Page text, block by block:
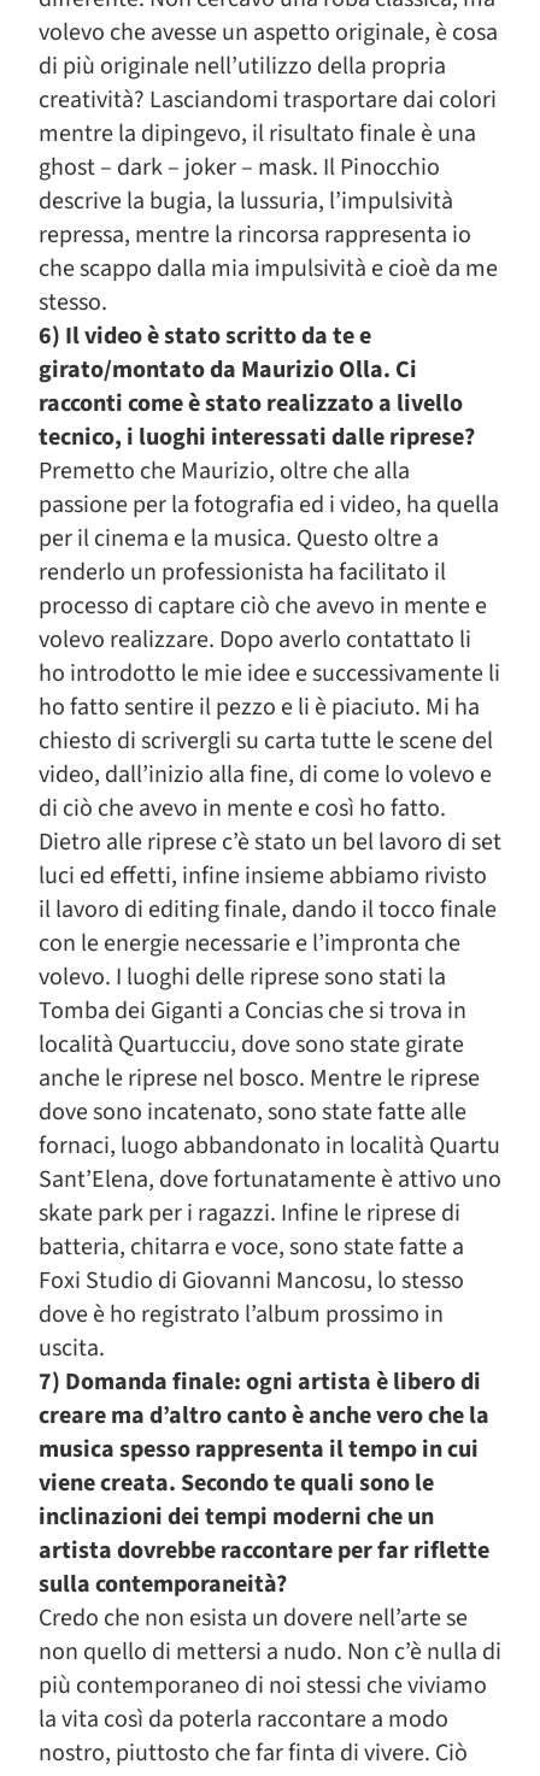
volevo che avesse un aspetto originale, è cosa
di più originale nell’utilizzo della propria
creatività? Lasciandomi trasportare dai colori
mentre la dipingevo, il risultato finale è una
ghost – dark – joker – mask. Il Pinocchio
descrive la bugia, la lussuria, l’impulsività
repressa, mentre la rincorsa rappresenta io
che scappo dalla mia impulsività e cioè da me
stesso.
6) Il video è stato scritto da te e
girato/montato da Maurizio Olla. Ci
racconti come è stato realizzato a livello
tecnico, i luoghi interessati dalle riprese?
Premetto che Maurizio, oltre che alla
passione per la fotografia ed i video, ha quella
per il cinema e la musica. Questo oltre a
renderlo un professionista ha facilitato il
processo di captare ciò che avevo in mente e
volevo realizzare. Dopo averlo contattato li
ho introdotto le mie idee e successivamente li
ho fatto sentire il pezzo e li è piaciuto. Mi ha
chiesto di scrivergli su carta tutte le scene del
video, dall’inizio alla fine, di come lo volevo e
di ciò che avevo in mente e così ho fatto.
Dietro alle riprese c’è stato un bel lavoro di set
luci ed effetti, infine insieme abbiamo rivisto
il lavoro di editing finale, dando il tocco finale
con le energie necessarie e l’impronta che
volevo. I luoghi delle riprese sono stati la
Tomba dei Giganti a Concias che si trova in
località Quartucciu, dove sono state girate
anche le riprese nel bosco. Mentre le riprese
dove sono incatenato, sono state fatte alle
fornaci, luogo abbandonato in località Quartu
Sant’Elena, dove fortunatamente è attivo uno
skate park per i ragazzi. Infine le riprese di
batteria, chitarra e voce, sono state fatte a
Foxi Studio di Giovanni Mancosu, lo stesso
dove è ho registrato l’album prossimo in
uscita.
7) Domanda finale: ogni artista è libero di
creare ma d’altro canto è anche vero che la
musica spesso rappresenta il tempo in cui
viene creata. Secondo te quali sono le
inclinazioni dei tempi moderni che un
artista dovrebbe raccontare per far riflette
sulla contemporaneità?
Credo che non esista un dovere nell’arte se
non quello di mettersi a nudo. Non c’è nulla di
più contemporaneo di noi stessi che viviamo
la vita così da poterla raccontare a modo
nostro, piuttosto che far finta di vivere. Ciò